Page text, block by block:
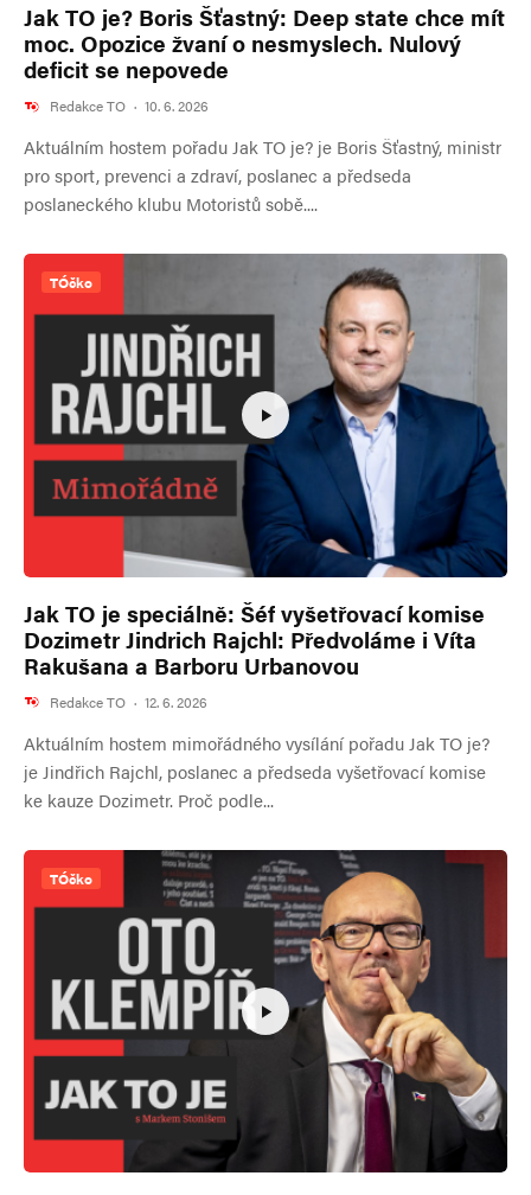
Jak TO je? Boris Šťastný: Deep state chce mít
moc. Opozice žvaní o nesmyslech. Nulový
deficit se nepovede
Redakce TO · 10. 6. 2026
Aktuálním hostem pořadu Jak TO je? je Boris Šťastný, ministr
pro sport, prevenci a zdraví, poslanec a předseda
poslaneckého klubu Motoristů sobě....
TÓčko
Jak TO je speciálně: Šéf vyšetřovací komise
Dozimetr Jindrich Rajchl: Předvoláme i Víta
Rakušana a Barboru Urbanovou
Redakce TO · 12. 6. 2026
Aktuálním hostem mimořádného vysílání pořadu Jak TO je?
je Jindřich Rajchl, poslanec a předseda vyšetřovací komise
ke kauze Dozimetr. Proč podle...
TÓčko